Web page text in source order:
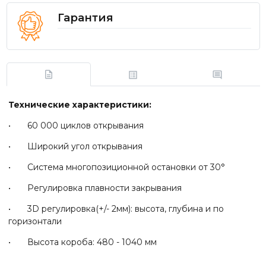
Гарантия
Технические характеристики:
• 60 000 циклов открывания
• Широкий угол открывания
• Система многопозиционной остановки от 30°
• Регулировка плавности закрывания
• 3D регулировка(+/- 2мм): высота, глубина и по
горизонтали
• Высота короба: 480 - 1040 мм